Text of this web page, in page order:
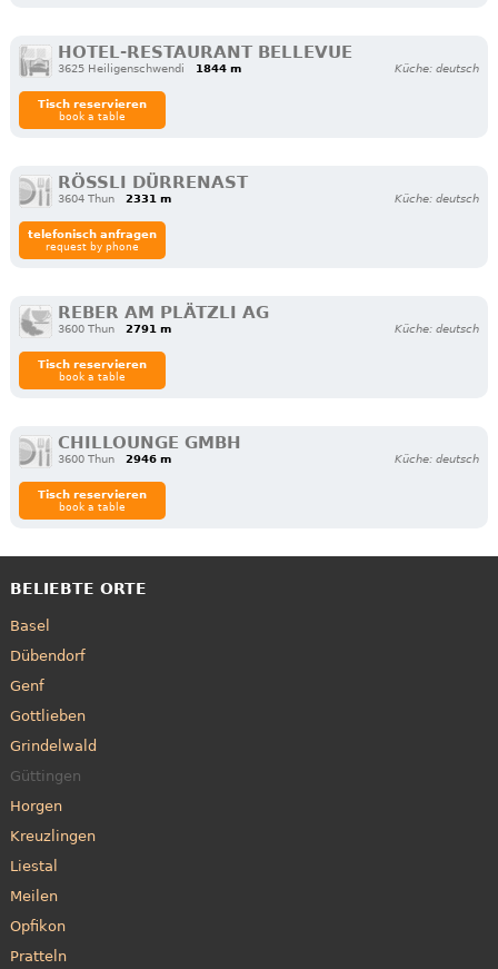
HOTEL-RESTAURANT BELLEVUE
3625 Heiligenschwendi 1844 m Küche: deutsch
Tisch reservieren
book a table
RÖSSLI DÜRRENAST
3604 Thun 2331 m Küche: deutsch
telefonisch anfragen
request by phone
REBER AM PLÄTZLI AG
3600 Thun 2791 m Küche: deutsch
Tisch reservieren
book a table
CHILLOUNGE GMBH
3600 Thun 2946 m Küche: deutsch
Tisch reservieren
book a table
BELIEBTE ORTE
Basel
Dübendorf
Genf
Gottlieben
Grindelwald
Güttingen
Horgen
Kreuzlingen
Liestal
Meilen
Opfikon
Pratteln